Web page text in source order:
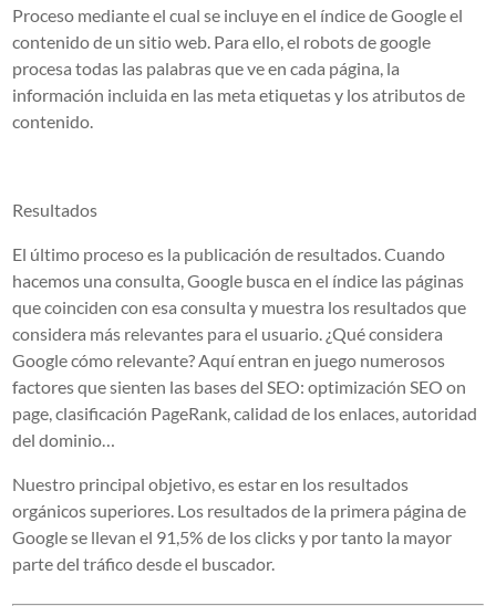
Proceso mediante el cual se incluye en el índice de Google el
contenido de un sitio web. Para ello, el robots de google
procesa todas las palabras que ve en cada página, la
información incluida en las meta etiquetas y los atributos de
contenido.
Resultados
El último proceso es la publicación de resultados. Cuando
hacemos una consulta, Google busca en el índice las páginas
que coinciden con esa consulta y muestra los resultados que
considera más relevantes para el usuario. ¿Qué considera
Google cómo relevante? Aquí entran en juego numerosos
factores que sienten las bases del SEO: optimización SEO on
page, clasificación PageRank, calidad de los enlaces, autoridad
del dominio…
Nuestro principal objetivo, es estar en los resultados
orgánicos superiores. Los resultados de la primera página de
Google se llevan el 91,5% de los clicks y por tanto la mayor
parte del tráfico desde el buscador.